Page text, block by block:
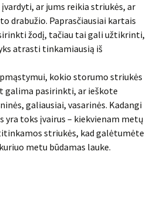
ar jums reikia striukės, ar
drabužio. Paprasčiausiai kartais
žodį, tačiau tai gali užtikrinti,
atrasti tinkamiausią iš
kokio storumo striukės
galima pasirinkti, ar ieškote
galiausiai, vasarinės. Kadangi
yra toks įvairus – kiekvienam metų
striukės, kad galėtumėte
metu būdamas lauke.